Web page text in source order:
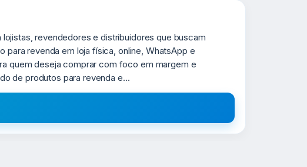
revendedores e distribuidores que buscam
revenda em loja física, online, WhatsApp e
quem deseja comprar com foco em margem e
de produtos para revenda e...